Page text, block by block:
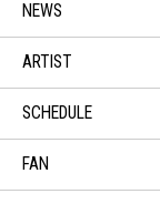
NEWS
ARTIST
SCHEDULE
FAN